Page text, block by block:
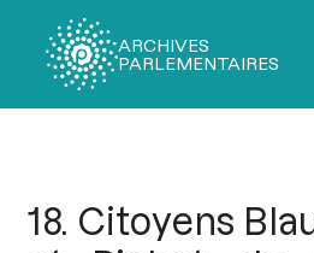
ARCHIVES
PARLEMENTAIRES
18. Citoyens